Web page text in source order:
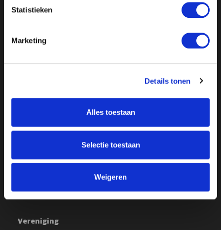
Statistieken
Marketing
Details tonen
Alles toestaan
Selectie toestaan
Weigeren
Doneer
Vereniging